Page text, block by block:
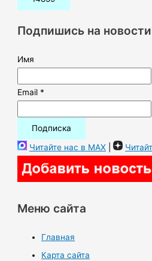
:Подпишись на новости
Имя
Email *
Читайте нас в MAX |
Меню сайта
Главная
Карта сайта